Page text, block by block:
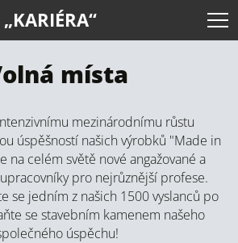
místa
mezinárodnímu růstu
úspěšností našich výrobků "Made in
na celém světě nové angažované a
pro nejrůznější profese.
se jedním z našich 1500 vyslanců po
se stavebním kamenem našeho
úspěchu!